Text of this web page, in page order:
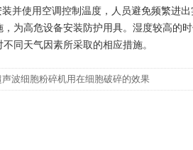
并使用空调控制温度，人员避免频繁进
为高危设备安装防护用具。湿度较高的
同天气因素所采取的相应措施。
声波细胞粉碎机用在细胞破碎的效果